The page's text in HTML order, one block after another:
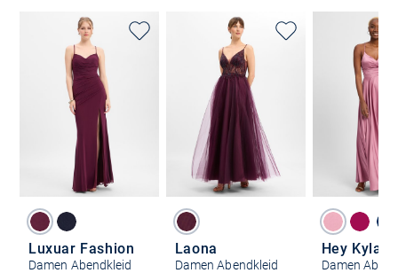
Luxuar Fashion
Damen Abendkleid
Laona
Damen Abendkleid
Hey Kyla
Damen